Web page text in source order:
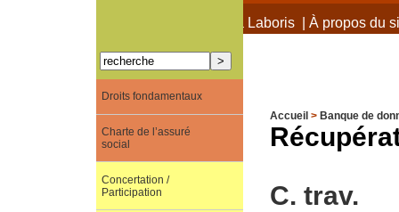
À propos de Terra Laboris| À propos du
Accueil > Banque de
C. trav.
Droits fondamentaux
Charte de l’assuré
social
Concertation /
Participation